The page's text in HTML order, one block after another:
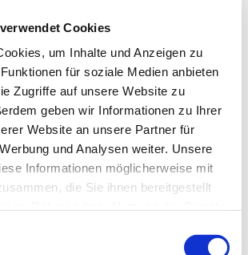
Cookies
um Inhalte und Anzeigen zu
für soziale Medien anbieten
Zugriffe auf unsere Website zu
geben wir Informationen zu Ihrer
Website an unsere Partner für
und Analysen weiter. Unsere
Informationen möglicherweise mit
die Sie ihnen bereitgestellt